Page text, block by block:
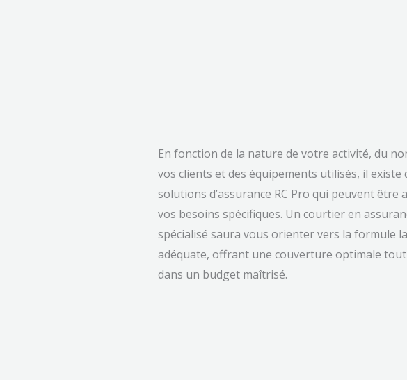
En fonction de la nature de votre activité, du
vos clients et des équipements utilisés, il existe
solutions d’assurance RC Pro qui peuvent être
vos besoins spécifiques. Un courtier en
spécialisé saura vous orienter vers la formule
adéquate, offrant une couverture optimale
dans un budget maîtrisé.